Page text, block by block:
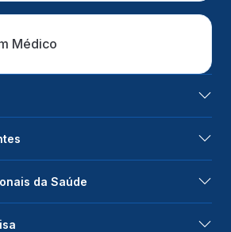
Médico
da Saúde